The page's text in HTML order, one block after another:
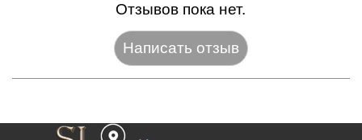
Отзывов пока нет.